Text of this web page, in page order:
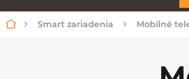
Domov
Smart zariadenia Mobilné